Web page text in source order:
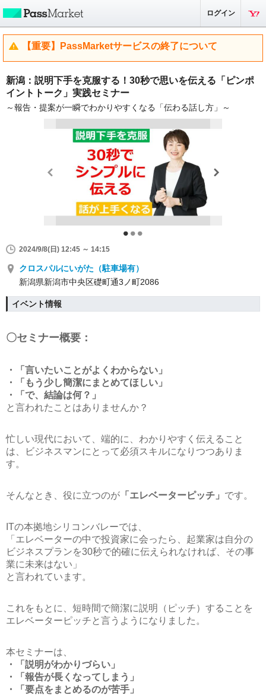
ログイン
【重要】PassMarketサービスの終了について
新潟：説明下手を克服する！30秒で思いを伝える「ピンポ
イントトーク」実践セミナー
～報告・提案が一瞬でわかりやすくなる「伝わる話し方」～
2024/9/8(日) 12:45 ～ 14:15
クロスパルにいがた（駐車場有）
新潟県新潟市中央区礎町通3ノ町2086
イベント情報
〇セミナー概要：
・「言いたいことがよくわからない」
・「もう少し簡潔にまとめてほしい」
・「で、結論は何？」
と言われたことはありませんか？
忙しい現代において、端的に、わかりやすく伝えること
は、ビジネスマンにとって必須スキルになりつつありま
す。
そんなとき、役に立つのが 「エレベーターピッチ」 です。
ITの本拠地シリコンバレーでは、
「エレベーターの中で投資家に会ったら、起業家は自分の
ビジネスプランを30秒で的確に伝えられなければ、その事
業に未来はない」
と言われています。
これをもとに、短時間で簡潔に説明（ピッチ）することを
エレベーターピッチと言うようになりました。
本セミナーは、
・「説明がわかりづらい」
・「報告が長くなってしまう」
・「要点をまとめるのが苦手」